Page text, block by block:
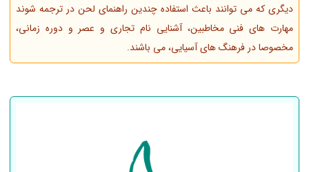
دیگری که می توانند باعث استفاده چندین راهنمای لحن در ترجمه شوند
مهارت های فنی مخاطبین، آشنایی نام تجاری و عصر و دوره زمانی،
مخصوصا در فرهنگ های آسیایی، می باشند.